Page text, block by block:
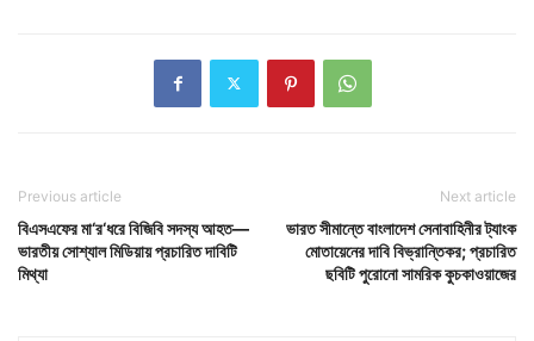
Previous article
বিএসএফের মা‘র‘ধরে বিজিবি সদস্য আহত—
ভারতীয় সোশ্যাল মিডিয়ায় প্রচারিত দাবিটি
মিথ্যা
Next article
ভারত সীমান্তে বাংলাদেশ সেনাবাহিনীর ট্যাংক
মোতায়েনের দাবি বিভ্রান্তিকর; প্রচারিত
ছবিটি পুরোনো সামরিক কুচকাওয়াজের